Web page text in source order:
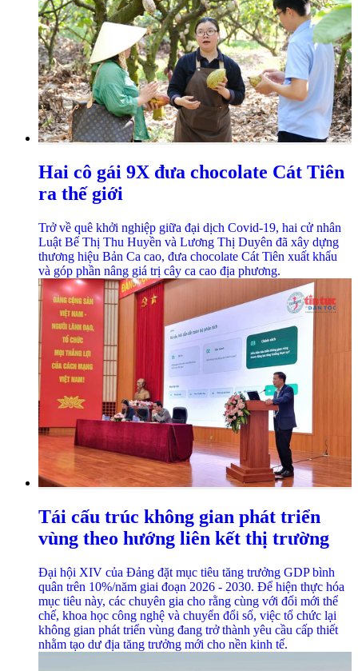
Hai cô gái 9X đưa chocolate Cát Tiên
ra thế giới
Trở về quê khởi nghiệp giữa đại dịch Covid-19, hai cử nhân
Luật Bế Thị Thu Huyền và Lương Thị Duyên đã xây dựng
thương hiệu Bản Ca cao, đưa chocolate Cát Tiên xuất khẩu
và góp phần nâng giá trị cây ca cao địa phương.
Tái cấu trúc không gian phát triển
vùng theo hướng liên kết thị trường
Đại hội XIV của Đảng đặt mục tiêu tăng trưởng GDP bình
quân trên 10%/năm giai đoạn 2026 - 2030. Để hiện thực hóa
mục tiêu này, các chuyên gia cho rằng cùng với đổi mới thể
chế, khoa học công nghệ và chuyển đổi số, việc tổ chức lại
không gian phát triển vùng đang trở thành yêu cầu cấp thiết
nhằm tạo dư địa tăng trưởng mới cho nền kinh tế.